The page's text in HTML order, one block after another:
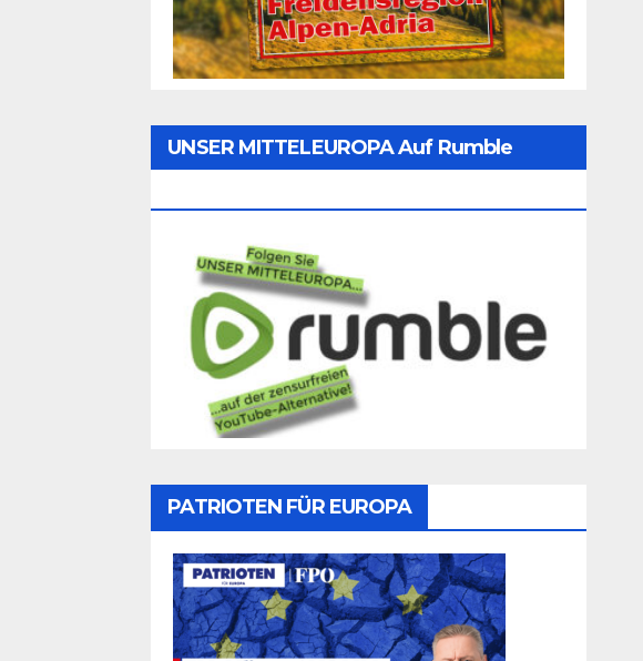
UNSER MITTELEUROPA Auf Rumble
PATRIOTEN FÜR EUROPA